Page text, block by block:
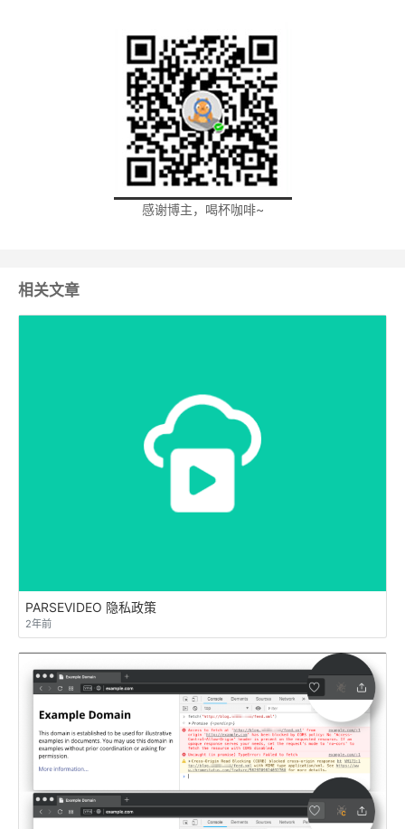
感谢博主，喝杯咖啡~
相关文章
PARSEVIDEO 隐私政策
2年前